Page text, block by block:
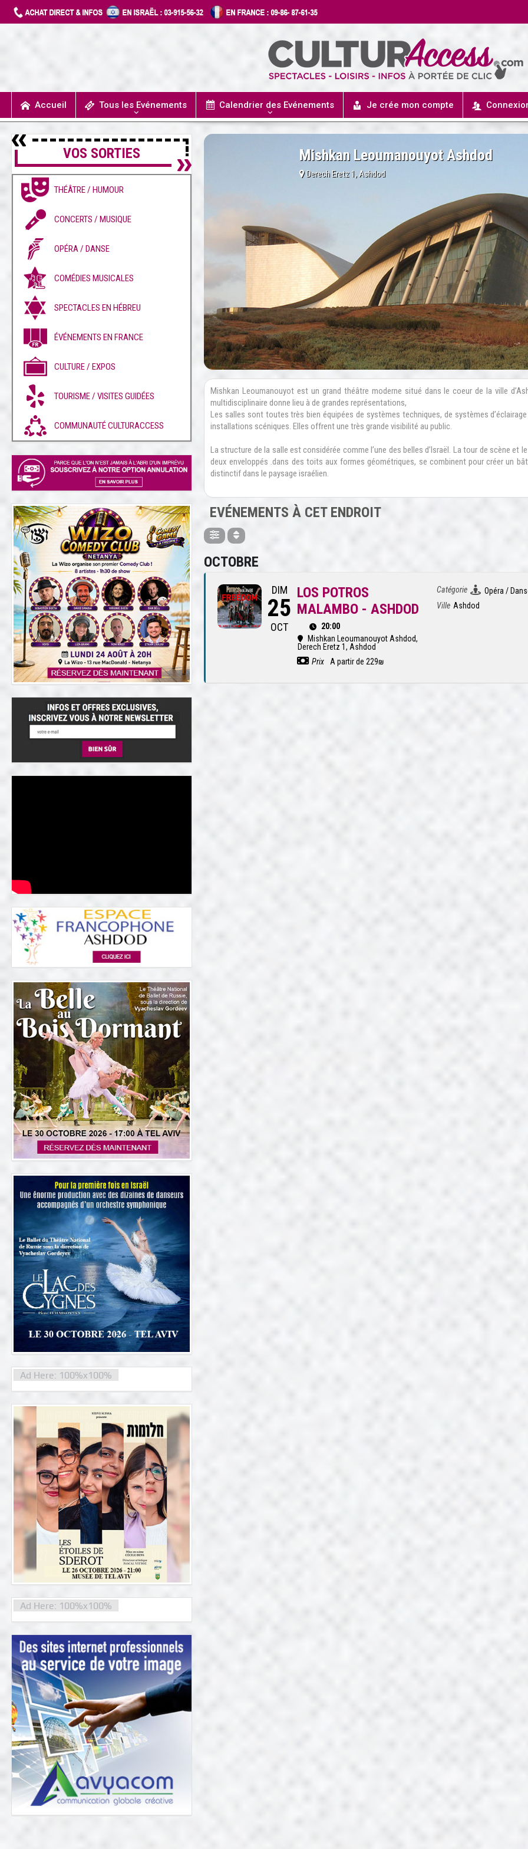
Accueil Tous les Evénements Calendrier des Evénements Je crée mon compte
Mishkan Leoumanouyot Ashdod
Derech Eretz 1, Ashdod
Mishkan Leoumanouyot est un grand théâtre moderne situé dans le coeur de la ville
multidisciplinaire donne lieu à de grandes représentations,
Les salles sont toutes très bien équipées de systèmes techniques, de systèmes
installations scéniques. Elles offrent une très grande visibilité au public.
La structure de la salle est considérée comme l’une des belles d’Israël. La tour de scène et
deux enveloppés .dans des toits aux formes géométriques, se combinent pour créer un
distinctif dans le paysage israélien.
EVÉNEMENTS À CET ENDROIT
OCTOBRE
DIM
25
OCT
LOS POTROS
MALAMBO - ASHDOD
20:00
Mishkan Leoumanouyot Ashdod,
Derech Eretz 1, Ashdod
Prix
A partir de 229₪
Catégorie
Opéra /
Ville Ashdod
VOS SORTIES
THÉÂTRE / HUMOUR
CONCERTS / MUSIQUE
OPÉRA / DANSE
COMÉDIES MUSICALES
SPECTACLES EN HÉBREU
ÉVÉNEMENTS EN FRANCE
CULTURE / EXPOS
TOURISME / VISITES GUIDÉES
COMMUNAUTÉ CULTURACCESS
Ad Here: 100%x100%
Ad Here: 100%x100%